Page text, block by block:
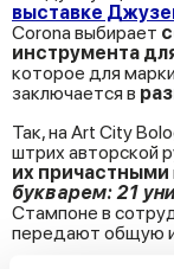
выставке
Corona выбирает
инструмента
которое для
заключается в
Так, на Art City
штрих авторской
их причастными
букварем: 21
Стампоне в
передают общую и